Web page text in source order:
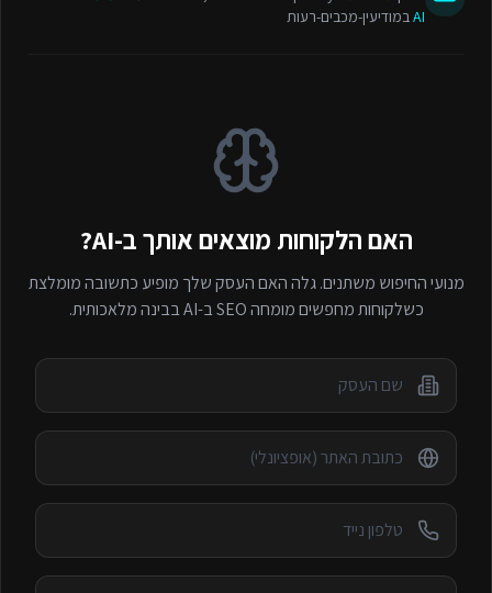
AIבמודיעין-מכבים-רעות
האם הלקוחות מוצאים אותך ב-AI?
מנועי החיפוש משתנים. גלה האם העסק שלך מופיע כתשובה מומלצת
כשלקוחות מחפשיםמומחה SEO ב-AI בבינה מלאכותית.